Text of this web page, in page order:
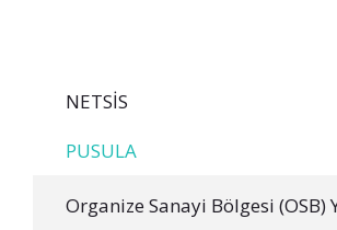
NETSIS
PUSULA
Organize Sanayi Bölgesi (OSB)